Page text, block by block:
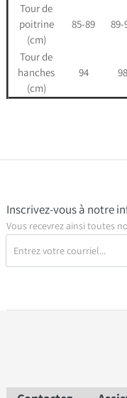
Tour de
poitrine
(cm)
85-89 89-
Tour de
hanches
(cm)
94 98
Inscrivez-vous à notre
Vous recevrez ainsi toutes